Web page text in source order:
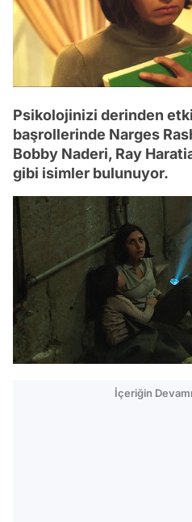
Psikolojinizi derinden
başrollerinde Narges
Bobby Naderi, Ray
gibi isimler bulunuyor.
İçeriğin